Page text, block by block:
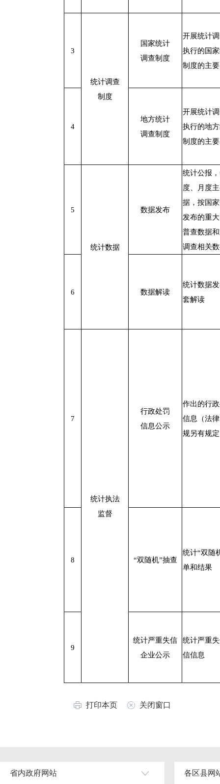
3
统计调查
制度
国家统计
调查制度
开展统计
执行的国
制度的主
4
地方统计
调查制度
开展统计
执行的地
制度的主
5
统计数据
数据发布
统计公报
度、月度
据，按国
发布的重
普查数据
调查相关
6 数据解读
统计数据
套解读
7
统计执法
监督
行政处罚
信息公示
作出的行
信息（法
规另有规
8 “双随机”抽查
统计“双随
单和结果
9
统计严重失信
企业公示
统计严重
信信息
打印本页 关闭窗口
省内政府网站 各区县网